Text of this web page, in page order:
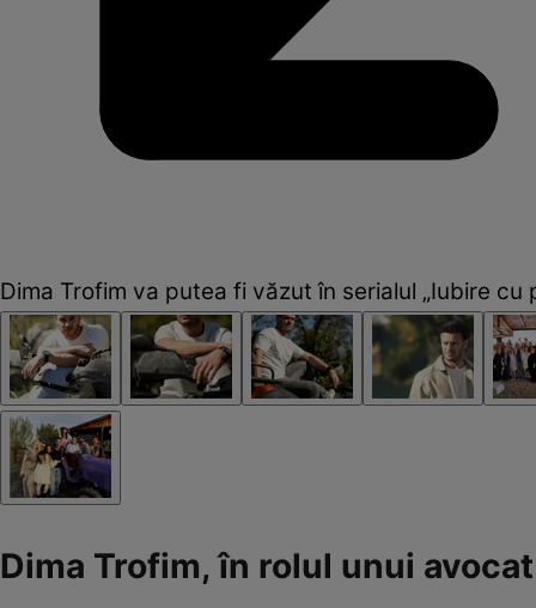
Dima Trofim va putea fi văzut în serialul „Iubire
Dima Trofim, în rolul unui